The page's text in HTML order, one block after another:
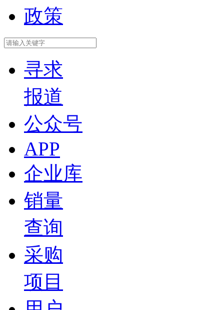
政策
寻求
报道
公众号
APP
企业库
销量
查询
采购
项目